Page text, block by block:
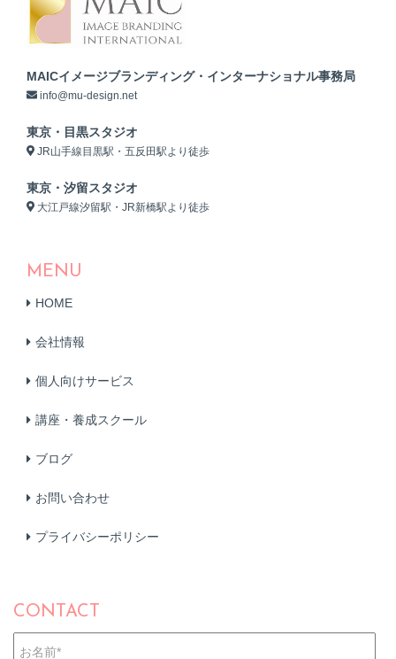
MAICイメージブランディング・インターナショナル事務局
info@mu-design.net
東京・目黒スタジオ
JR山手線目黒駅・五反田駅より徒歩
東京・汐留スタジオ
大江戸線汐留駅・JR新橋駅より徒歩
MENU
HOME
会社情報
個人向けサービス
講座・養成スクール
ブログ
お問い合わせ
プライバシーポリシー
CONTACT